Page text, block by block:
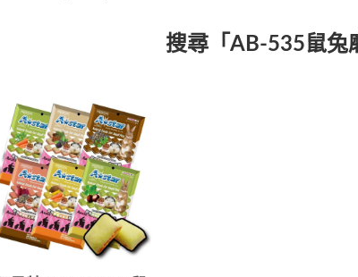
搜尋「AB-535鼠兔